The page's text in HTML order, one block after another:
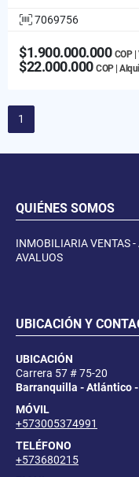
7069756
$1.900.000.000 COP |
$22.000.000 COP |
1
QUIÉNES SOMOS
INMOBILIARIA VENTAS
AVALUOS
UBICACIÓN Y
UBICACIÓN
Carrera 57 # 75-20
Barranquilla - Atlántico
MÓVIL
+573005374991
TELÉFONO
+573680215